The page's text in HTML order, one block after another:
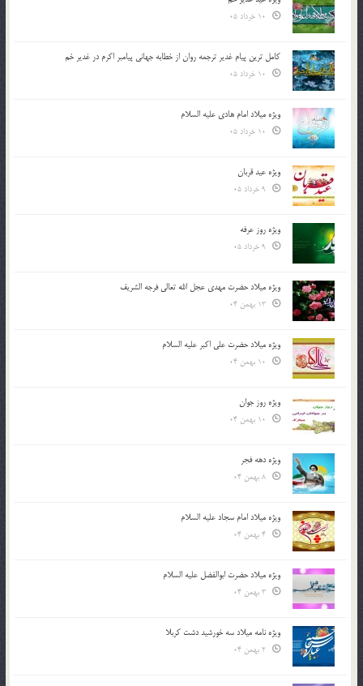
کامل ترین پیام غدیر ترجمه روان از خطابه جهانی پیامبر اکرم در غدیر خم
ویژه میلاد امام هادی علیه السلام
ویژه عید قربان
ویژه روز عرفه
ویژه میلاد حضرت مهدی عجل الله تعالی فرجه الشريف
ویژه میلاد حضرت علی اکبر علیه السلام
ویژه روز جوان
ویژه دهه فجر
ویژه میلاد امام سجاد علیه السلام
ویژه میلاد حضرت ابوالفضل علیه السلام
ویژه نامه میلاد سه خورشید دشت کربلا